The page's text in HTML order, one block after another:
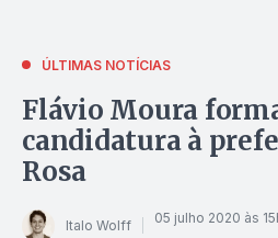
ÚLTIMAS NOTÍCIAS
Flávio Moura
candidatura à
Rosa
Italo Wolff 05 julho 2020 às